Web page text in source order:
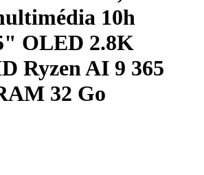
10h
OLED 2.8K
Ryzen AI 9 365
32 Go